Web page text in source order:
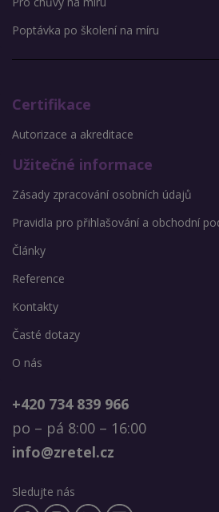
Poptávka po školení na míru
Certifikace
Autorizace a akreditace
Užitečné informace
Zásady zpracování osobních údajů
Pravidla pro přihlašování a obchodní
Články
Reference
Kontakty
Časté dotazy
O nás
+420 734 839 966
po – pá 8:00 – 16:00
info@zretel.cz
Sledujte nás